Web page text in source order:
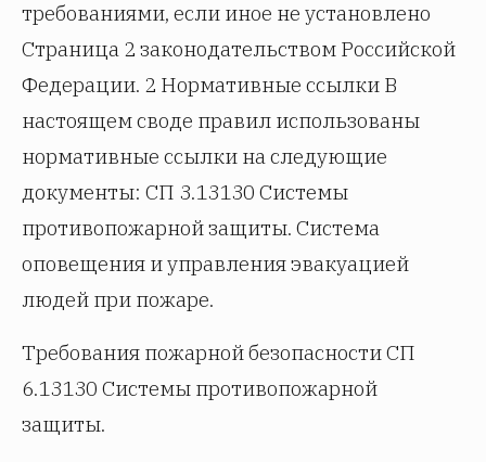
требованиями, если иное не установлено
Страница 2 законодательством Российской
Федерации. 2 Нормативные ссылки В
настоящем своде правил использованы
нормативные ссылки на следующие
документы: СП 3.13130 Системы
противопожарной защиты. Система
оповещения и управления эвакуацией
людей при пожаре.
Требования пожарной безопасности СП
6.13130 Системы противопожарной
защиты.